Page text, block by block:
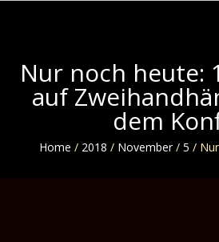
Nur noch heute:
auf
dem
Home / 2018 / November / 5 /